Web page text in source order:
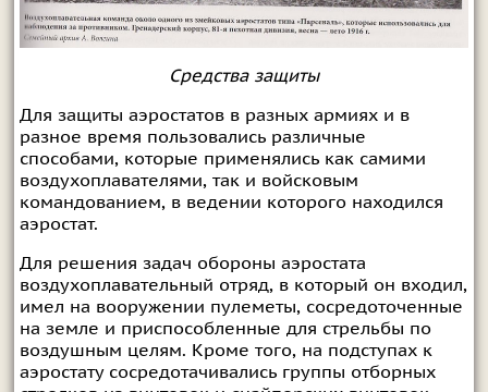
Средства защиты
Для защиты аэростатов в разных армиях и в
разное время пользовались различные
способами, которые применялись как самими
воздухоплавателями, так и войсковым
командованием, в ведении которого находился
аэростат.
Для решения задач обороны аэростата
воздухоплавательный отряд, в который он входил,
имел на вооружении пулеметы, сосредоточенные
на земле и приспособленные для стрельбы по
воздушным целям. Кроме того, на подступах к
аэростату сосредотачивались группы отборных